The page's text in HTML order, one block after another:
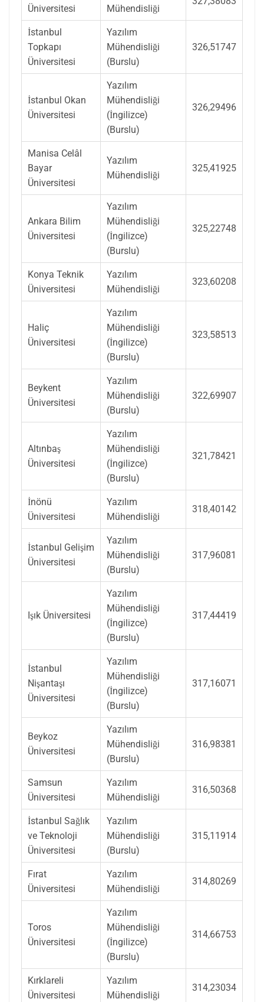
Üniversitesi Mühendisliği
İstanbul
Topkapı
Üniversitesi
Yazılım
Mühendisliği
(Burslu)
326,51747
İstanbul Okan
Üniversitesi
Yazılım
Mühendisliği
(İngilizce)
(Burslu)
326,29496
Manisa Celâl
Bayar
Üniversitesi
Yazılım
Mühendisliği
325,41925
Ankara Bilim
Üniversitesi
Yazılım
Mühendisliği
(İngilizce)
(Burslu)
325,22748
Konya Teknik
Üniversitesi
Yazılım
Mühendisliği
323,60208
Haliç
Üniversitesi
Yazılım
Mühendisliği
(İngilizce)
(Burslu)
323,58513
Beykent
Üniversitesi
Yazılım
Mühendisliği
(Burslu)
322,69907
Altınbaş
Üniversitesi
Yazılım
Mühendisliği
(İngilizce)
(Burslu)
321,78421
İnönü
Üniversitesi
Yazılım
Mühendisliği
318,40142
İstanbul Gelişim
Üniversitesi
Yazılım
Mühendisliği
(Burslu)
317,96081
Işık Üniversitesi
Yazılım
Mühendisliği
(İngilizce)
(Burslu)
317,44419
İstanbul
Nişantaşı
Üniversitesi
Yazılım
Mühendisliği
(İngilizce)
(Burslu)
317,16071
Beykoz
Üniversitesi
Yazılım
Mühendisliği
(Burslu)
316,98381
Samsun
Üniversitesi
Yazılım
Mühendisliği
316,50368
İstanbul Sağlık
ve Teknoloji
Üniversitesi
Yazılım
Mühendisliği
(Burslu)
315,11914
Fırat
Üniversitesi
Yazılım
Mühendisliği
314,80269
Toros
Üniversitesi
Yazılım
Mühendisliği
(İngilizce)
(Burslu)
314,66753
Kırklareli
Üniversitesi
Yazılım
Mühendisliği
314,23034